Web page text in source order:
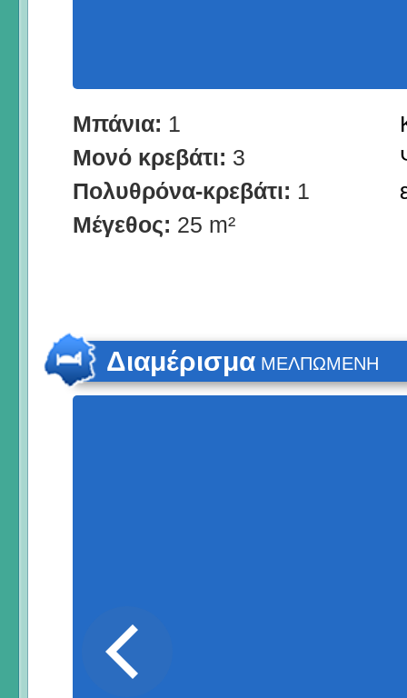
Μπάνια: 1
Μονό κρεβάτι: 3
Πολυθρόνα-κρεβάτι: 1
Μέγεθος: 25 m²
Διαμέρισμα ΜΕΛΠΩΜΕΝΗ